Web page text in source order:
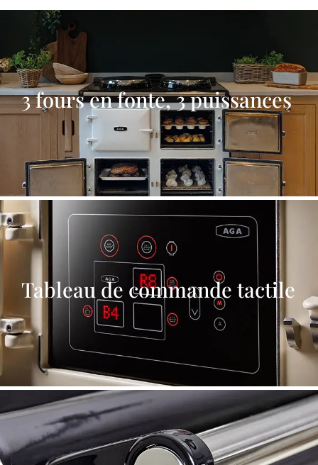
3 fours en fonte, 3 puissances
Tableau de commande tactile